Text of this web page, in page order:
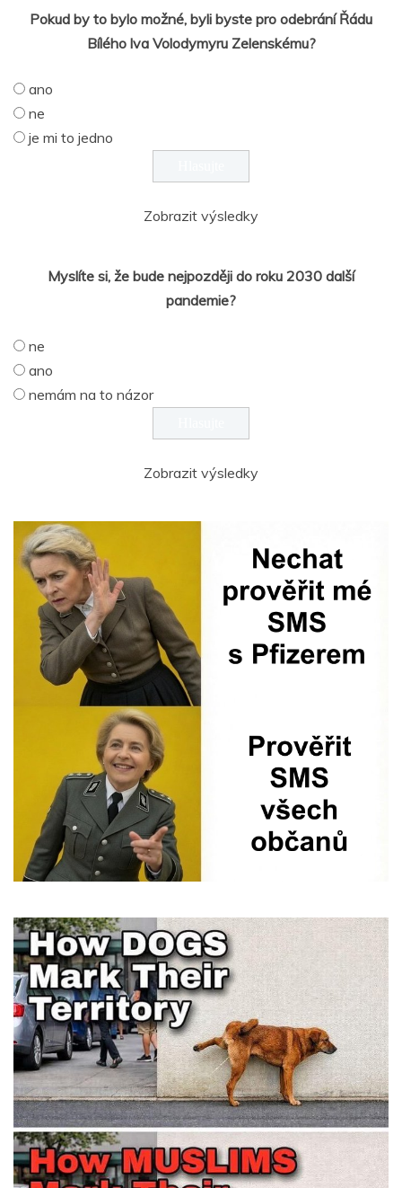
Pokud by to bylo možné, byli byste pro odebrání Řádu
Bílého lva Volodymyru Zelenskému?
ano
ne
je mi to jedno
Zobrazit výsledky
Myslíte si, že bude nejpozději do roku 2030 další
pandemie?
ne
ano
nemám na to názor
Zobrazit výsledky